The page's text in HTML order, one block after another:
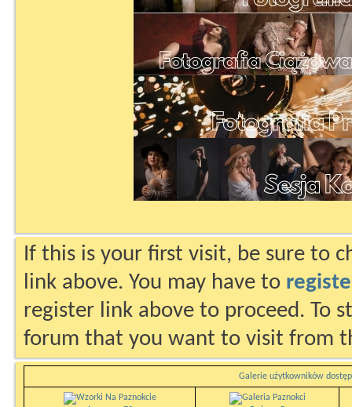
If this is your first visit, be sure to
link above. You may have to
register link above to proceed. To
forum that you want to visit from
Galerie użytkowników